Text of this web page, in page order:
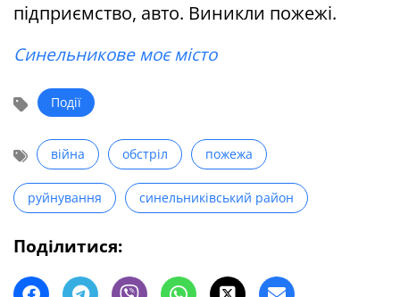
підприємство, авто. Виникли пожежі.
Синельникове моє місто
Події
війна обстріл пожежа
руйнування синельниківський район
Поділитися: